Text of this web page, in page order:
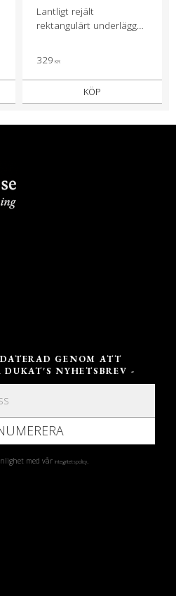
Lantligt rejält
rektangulärt underlägg
329 KR
KÖP
GENOM ATT
DUKAT'S NYHETSBREV -
med vår integritetspolicy.